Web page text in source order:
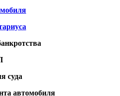
суда
автомобиля